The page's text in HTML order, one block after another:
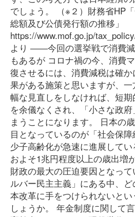
でしょう。 （※２）財務省HP
総額及び公債発行額の推移」
https://www.mof.go.jp/
より ――今回の選挙戦で消費
もあるが コロナ禍の今、消費
復させるには、消費減税は確
果がある施策と思いますが、
幅な見直しをしなければ、短
を余儀なくされ、「小さな政
まうことになります。 日本の
目となっているのが「社会保障
少子高齢化が急速に進展してい
およそ1兆円程度以上の歳出増
財政の最大の圧迫要因となっ
ルバー民主主義」にある中、
本改革に手をつけられないと
しょうか。 年金制度に関して